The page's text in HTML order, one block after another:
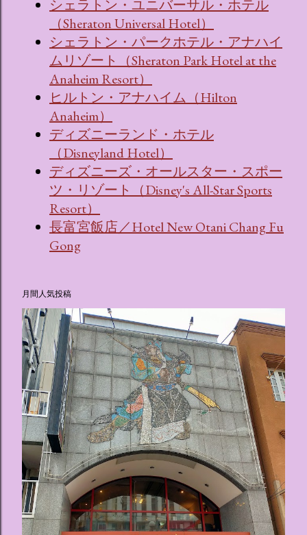
シェラトン・ユニバーサル・ホテル
（Sheraton Universal Hotel）
シェラトン・パークホテル・アナハイ
ムリゾート（Sheraton Park Hotel at the
Anaheim Resort）
ヒルトン・アナハイム（Hilton
Anaheim）
ディズニーランド・ホテル
（Disneyland Hotel）
ディズニーズ・オールスター・スポー
ツ・リゾート（Disney's All-Star Sports
Resort）
長富宮飯店／Hotel New Otani Chang Fu
Gong
月間人気投稿